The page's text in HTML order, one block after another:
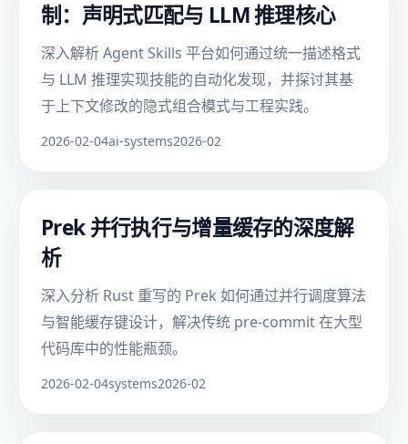
制：声明式匹配与 LLM 推理核心
深入解析 Agent Skills 平台如何通过统一描述格式
与 LLM 推理实现技能的自动化发现，并探讨其基
于上下文修改的隐式组合模式与工程实践。
2026-02-04ai-systems2026-02
Prek 并行执行与增量缓存的深度解
析
深入分析 Rust 重写的 Prek 如何通过并行调度算法
与智能缓存键设计，解决传统 pre-commit 在大型
代码库中的性能瓶颈。
2026-02-04systems2026-02